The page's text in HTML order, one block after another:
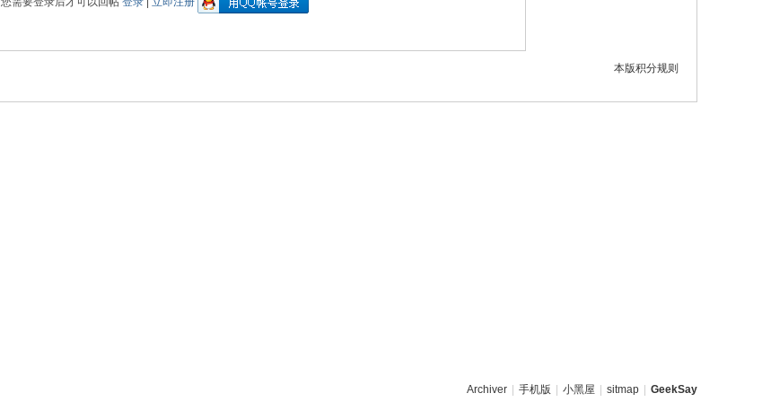
本版积分规则
Archiver 手机版 小黑屋 sitmap GeekSay